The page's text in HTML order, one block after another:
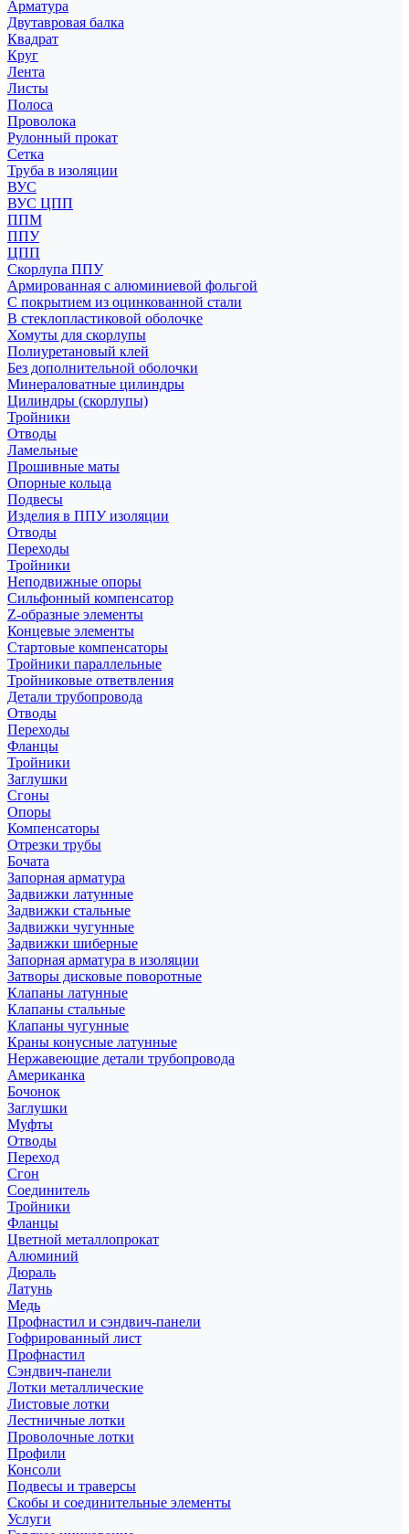
Арматура
Двутавровая балка
Квадрат
Круг
Лента
Листы
Полоса
Проволока
Рулонный прокат
Сетка
Труба в изоляции
ВУС
ВУС ЦПП
ППМ
ППУ
ЦПП
Скорлупа ППУ
Армированная с алюминиевой фольгой
С покрытием из оцинкованной стали
В стеклопластиковой оболочке
Хомуты для скорлупы
Полиуретановый клей
Без дополнительной оболочки
Минераловатные цилиндры
Цилиндры (скорлупы)
Тройники
Отводы
Ламельные
Прошивные маты
Опорные кольца
Подвесы
Изделия в ППУ изоляции
Отводы
Переходы
Тройники
Неподвижные опоры
Cильфонный компенсатор
Z-образные элементы
Концевые элементы
Стартовые компенсаторы
Тройники параллельные
Тройниковые ответвления
Детали трубопровода
Отводы
Переходы
Фланцы
Тройники
Заглушки
Сгоны
Опоры
Компенсаторы
Отрезки трубы
Бочата
Запорная арматура
Задвижки латунные
Задвижки стальные
Задвижки чугунные
Задвижки шиберные
Запорная арматура в изоляции
Затворы дисковые поворотные
Клапаны латунные
Клапаны стальные
Клапаны чугунные
Краны конусные латунные
Нержавеющие детали трубопровода
Американка
Бочонок
Заглушки
Муфты
Отводы
Переход
Сгон
Соединитель
Тройники
Фланцы
Цветной металлопрокат
Алюминий
Дюраль
Латунь
Медь
Профнастил и сэндвич-панели
Гофрированный лист
Профнастил
Сэндвич-панели
Лотки металлические
Листовые лотки
Лестничные лотки
Проволочные лотки
Профили
Консоли
Подвесы и траверсы
Скобы и соединительные элементы
Услуги